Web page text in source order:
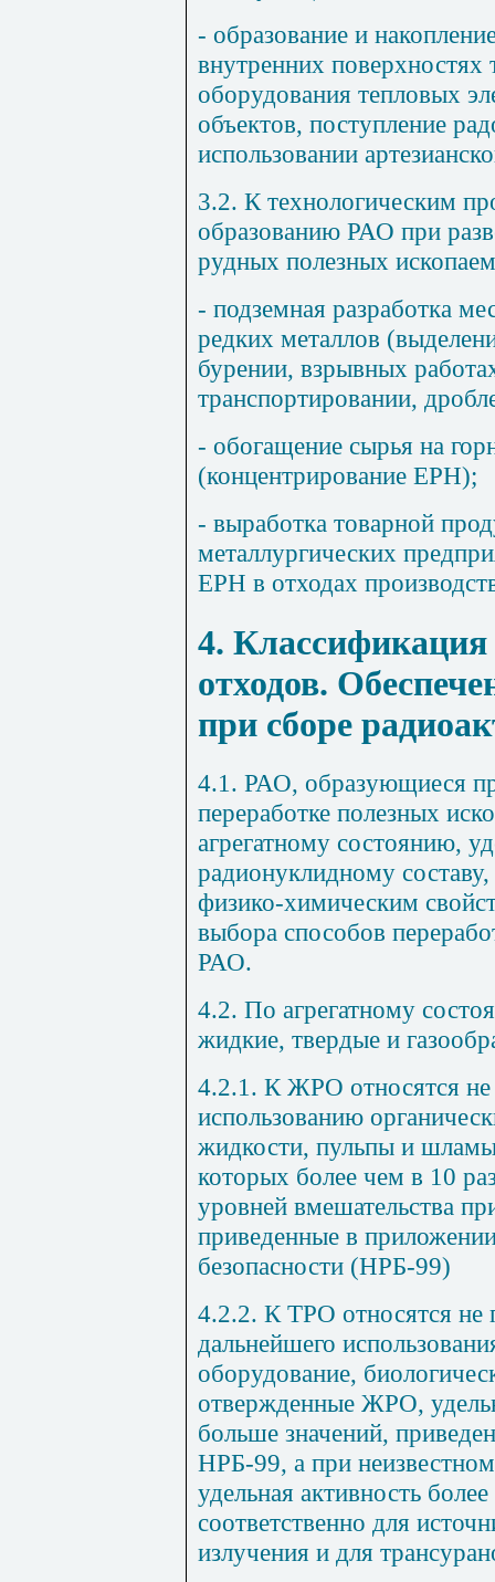
- образование и
внутренних поверхностях
оборудования тепловых
объектов, поступление
использовании
3.2. К технологическим
образованию РАО при
рудных полезных
- подземная разработка
редких металлов
бурении, взрывных
транспортировании,
- обогащение сырья на
(концентрирование ЕРН);
- выработка товарной
металлургических
ЕРН в отходах
4.
отходов.
при сборе
4.1. РАО, образующиеся
переработке полезных
агрегатному состоянию,
радионуклидному
физико-химическим
выбора способов
РАО.
4.2. По агрегатному
жидкие, твердые и
4.2.1. К ЖРО относятся
использованию
жидкости, пульпы и
которых более чем в 10
уровней вмешательства
приведенные в
безопасности (НРБ-99)
4.2.2. К ТРО относятся не
дальнейшего
оборудование,
отвержденные ЖРО,
больше значений,
НРБ-99, а при
удельная активность
соответственно для
излучения и для